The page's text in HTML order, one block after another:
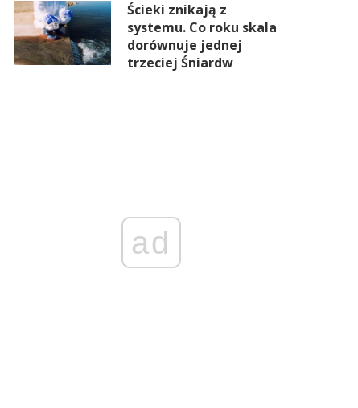
Ścieki znikają z
systemu. Co roku skala
dorównuje jednej
trzeciej Śniardw
ad